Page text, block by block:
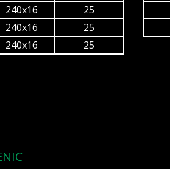
240x16
25
240x16
25
240x16 25